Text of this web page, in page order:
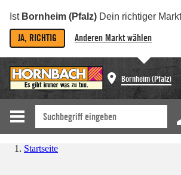
Ist Bornheim (Pfalz) Dein richtiger
JA, RICHTIG Anderen Markt wählen
Bornheim (Pfalz)
Startseite